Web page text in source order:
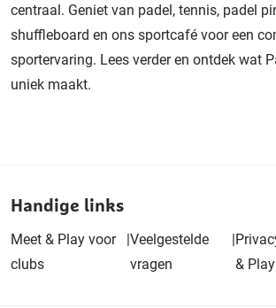
centraal. Geniet van padel, tennis, padel
shuffleboard en ons sportcafé voor een
sportervaring. Lees verder en ontdek wat
uniek maakt.
Handige links
Meet & Play voor
clubs
|Veelgestelde
vragen
|
& Play